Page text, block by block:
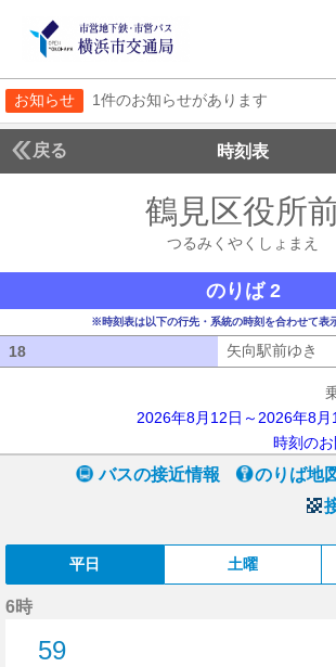
お知らせ 1件のお知らせがあります
戻る 時刻表
鶴見区役所
つるみくやくしょまえ
のりば 2
※時刻表は以下の行先・系統の時刻を合わせて表
18 矢向駅前ゆき
2026年8月12日～2026年8
時刻の
バスの接近情報 のりば地
平日 土曜
6時
59